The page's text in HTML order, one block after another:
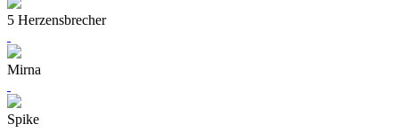
5 Herzensbrecher
Mirna
Spike